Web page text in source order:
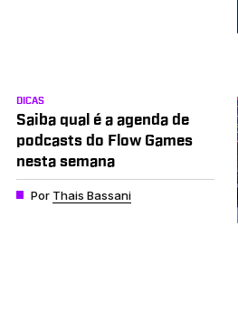
DICAS
Saiba qual é a agenda de
podcasts do Flow Games
nesta semana
Por Thais Bassani